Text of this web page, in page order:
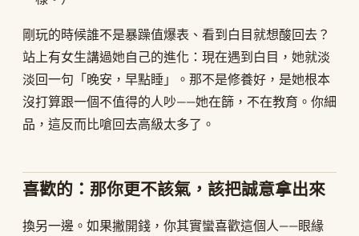
剛玩的時候誰不是暴躁值爆表、看到白目就想酸回去？
站上有女生講過她自己的進化：現在遇到白目，她就淡
淡回一句「晚安，早點睡」。那不是修養好，是她根本
沒打算跟一個不值得的人吵——她在篩，不在教育。你細
品，這反而比嗆回去高級太多了。
喜歡的：那你更不該氣，該把誠意拿出來
換另一邊。如果撇開錢，你其實蠻喜歡這個人——眼緣